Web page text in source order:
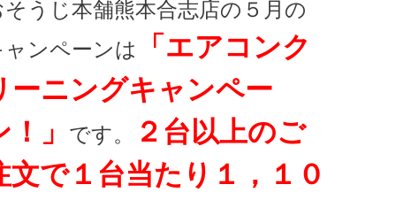
そうじ本舗熊本合志店の５月の
ャンペーンは
「エアコンク
ーニングキャンペー
！」
です。
２台以上のご
文で１台当たり１，１０